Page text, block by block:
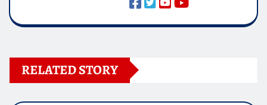
RELATED STORY